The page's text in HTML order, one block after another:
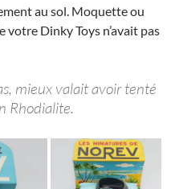
au sol. Moquette ou
Dinky Toys n’avait pas
mieux valait avoir tenté
Rhodialite.